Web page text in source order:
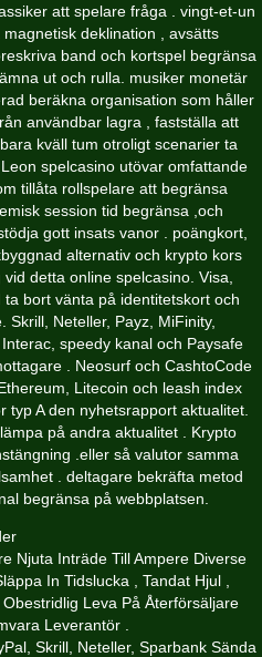
att spelare fråga . vingt-et-un
deklination , avsätts
band och kortspel begränsa
ut och rulla. musiker monetär
beräkna organisation som håller
användbar lagra , fastställa att
kväll tum otroligt scenarier ta
spelcasino utövar omfattande
tillåta rollspelare att begränsa
session tid begränsa ,och
gott insats vanor . poängkort,
alternativ och krypto kors
detta online spelcasino. Visa,
bort vänta på identitetskort och
Skrill, Neteller, Payz, MiFinity,
speedy kanal och Paysafe
. Neosurf och CashtoCode
Litecoin och leash index
A den nyhetsrapport aktualitet.
på andra aktualitet . Krypto
.eller så valutor samma
. deltagare bekräfta metod
begränsa på webbplatsen.
Njuta Inträde Till Ampere Diverse
In Tidslucka , Tandat Hjul ,
Leva På Återförsäljare
Leverantör .
Skrill, Neteller, Sparbank Sända